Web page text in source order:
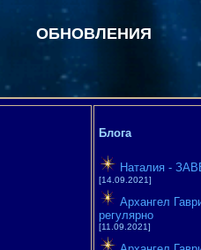
ОБНОВЛЕНИЯ
Блога
Наталия -
[14.09.2021]
Архангел
регулярно
[11.09.2021]